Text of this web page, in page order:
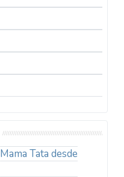
Mama Tata desde